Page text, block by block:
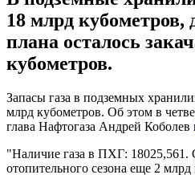
18 млрд
плана осталось
кубометров.
Запасы газа в подземных
млрд кубометров. Об этом в
глава Нафтогаза Андрей Коболев
"Наличие газа в ПХГ: 18025,561.
отопительного сезона еще 2